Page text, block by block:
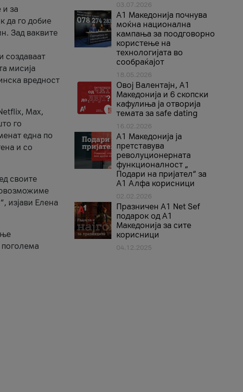
и за
да го добие
Зад ваквите
создаваат
мисија
вредност
Max,
го
една по
и со
своите
овозможиме
изјави Елена
03.07.2026
A1 Македонија почнува
моќна национална
кампања за поодговорно
користење на
технологијата во
сообраќајот
18.05.2026
Овој Валентајн, A1
Македонија и 6 скопски
кафулиња ја отворија
темата за safe dating
16.02.2026
А1 Македонија ја
претставува
револуционерната
функционалност „
Подари на пријател“ за
А1 Алфа корисници
02.02.2026
Празничен A1 Net Sеf
подарок од А1
Македонија за сите
корисници
04.12.2025